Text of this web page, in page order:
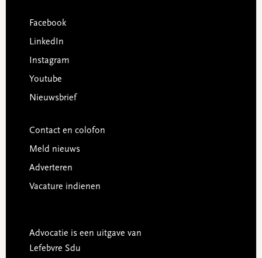
Facebook
LinkedIn
Instagram
Youtube
Nieuwsbrief
Contact en colofon
Meld nieuws
Adverteren
Vacature indienen
Advocatie is een uitgave van
Lefebvre Sdu